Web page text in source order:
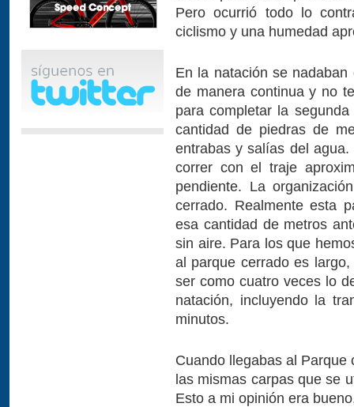
Pero ocurrió todo lo
ciclismo y una humedad
En la natación se
de manera continua y no
para completar la
cantidad de piedras de
entrabas y salías del
correr con el traje
pendiente. La
cerrado. Realmente esta
esa cantidad de metros
sin aire. Para los que
al parque cerrado es
ser como cuatro veces lo
natación, incluyendo la
minutos.
Cuando llegabas al
las mismas carpas que se
Esto a mi opinión era